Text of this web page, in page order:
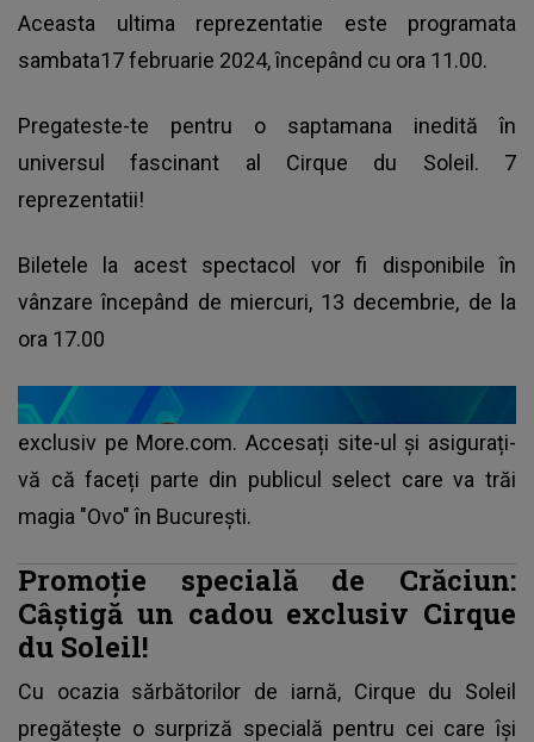
Aceasta ultima reprezentatie este programata
sambata17 februarie 2024, începând cu ora 11.00.
Pregateste-te pentru o saptamana inedită în
universul fascinant al Cirque du Soleil. 7
reprezentatii!
Biletele la acest spectacol vor fi disponibile în
vânzare începând de miercuri, 13 decembrie, de la
ora 17.00
exclusiv pe More.com. Accesați site-ul și asigurați-
vă că faceți parte din publicul select care va trăi
magia "Ovo" în București.
Promoție specială de Crăciun:
Câștigă un cadou exclusiv Cirque
du Soleil!
Cu ocazia sărbătorilor de iarnă, Cirque du Soleil
pregătește o surpriză specială pentru cei care își